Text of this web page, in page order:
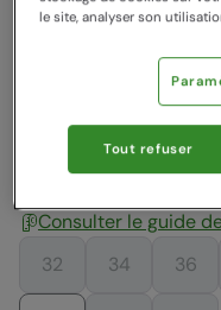
19,99 € 19,99 € 19,99 €
Consulter le guide
32
34 36
le site, analyser son
Tout refuser